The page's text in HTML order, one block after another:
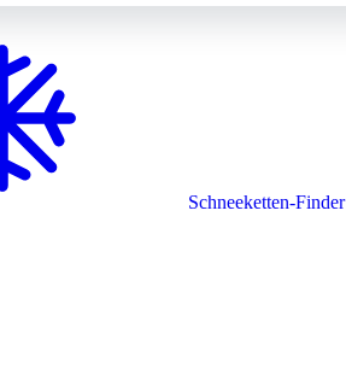
Schneeketten-Finder